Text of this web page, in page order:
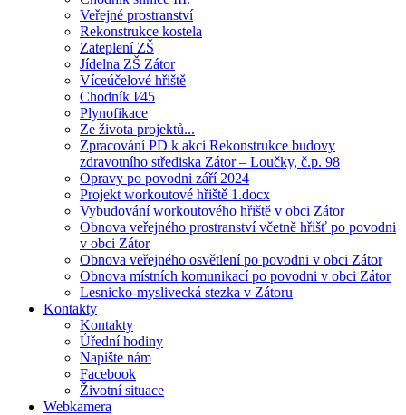
Veřejné prostranství
Rekonstrukce kostela
Zateplení ZŠ
Jídelna ZŠ Zátor
Víceúčelové hřiště
Chodník I⁄45
Plynofikace
Ze života projektů...
Zpracování PD k akci Rekonstrukce budovy
zdravotního střediska Zátor – Loučky, č.p. 98
Opravy po povodni září 2024
Projekt workoutové hřiště 1.docx
Vybudování workoutového hřiště v obci Zátor
Obnova veřejného prostranství včetně hřišť po povodni
v obci Zátor
Obnova veřejného osvětlení po povodni v obci Zátor
Obnova místních komunikací po povodni v obci Zátor
Lesnicko-myslivecká stezka v Zátoru
Kontakty
Kontakty
Úřední hodiny
Napište nám
Facebook
Životní situace
Webkamera